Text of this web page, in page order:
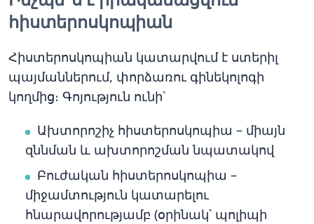
հիստերոսկոպիան
Հիստերոսկոպիան կատարվում է ստերիլ
պայմաններում, փորձառու գինեկոլոգի
կողմից։ Գոյություն ունի՝
Ախտորոշիչ հիստերոսկոպիա – միայն
զննման և ախտորոշման նպատակով
Բուժական հիստերոսկոպիա –
միջամտություն կատարելու
հնարավորությամբ (օրինակ՝ պոլիպի